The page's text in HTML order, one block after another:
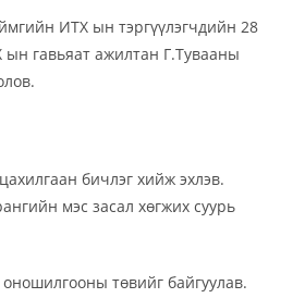
ИТХ ын тэргүүлэгчдийн 28
ын гавьяат ажилтан Г.Тувааны
бичлэг хийж эхлэв.
мэс засал хөгжих суурь
төвийг байгуулав.